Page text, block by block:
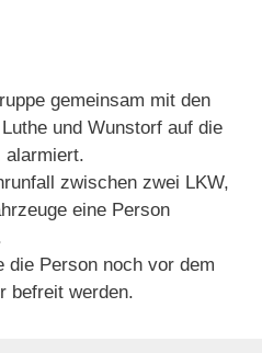
gemeinsam mit den
und Wunstorf auf die
alarmiert.
zwischen zwei LKW,
eine Person
die Person noch vor dem
befreit werden.